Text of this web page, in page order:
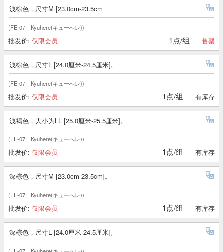
浅棕色，尺寸M [23.0cm-23.5cm
(FE-07 Kyuhere(キューへレ))
批发价: 仅限会员 1点/组 售罄
浅棕色，尺寸L [24.0厘米-24.5厘米]。
(FE-07 Kyuhere(キューへレ))
批发价: 仅限会员 1点/组 有库存
浅褐色，大小为LL [25.0厘米-25.5厘米]。
(FE-07 Kyuhere(キューへレ))
批发价: 仅限会员 1点/组 有库存
深棕色，尺寸M [23.0cm-23.5cm]。
(FE-07 Kyuhere(キューへレ))
批发价: 仅限会员 1点/组 有库存
深棕色，尺寸L [24.0厘米-24.5厘米]。